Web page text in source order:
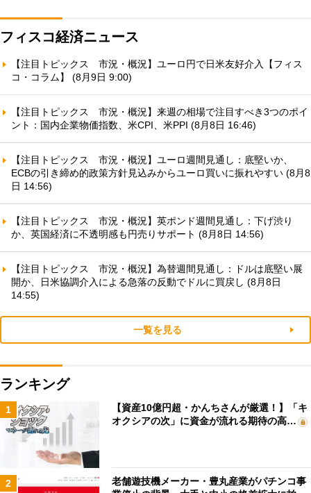
フィスコ経済ニュース
【注目トピックス 市況・概況】ユーロ円で日米友好介入【フィス
コ・コラム】 (8月9日 9:00)
【注目トピックス 市況・概況】来週の相場で注目すべき3つのポイ
ント：国内企業物価指数、米CPI、米PPI (8月8日 16:46)
【注目トピックス 市況・概況】ユーロ週間見通し：底堅いか、
ECBの引き締め的政策方針見込みからユーロ買いに振れやすい (8月8
日 14:56)
【注目トピックス 市況・概況】英ポンド週間見通し：下げ渋り
か、英国経済に不透明感も円売りサポート (8月8日 14:56)
【注目トピックス 市況・概況】為替週間見通し：ドルは底堅い展
開か、日米協調介入による急落の反動でドルに買戻し (8月8日
14:55)
一覧を見る
ランキング
1
【資産10億円超・かんちさんが厳選！】「キ
オクシアの次」に資金が流れる期待の高…
2
老舗遊技機メーカー・豊丸産業がパチンコ事